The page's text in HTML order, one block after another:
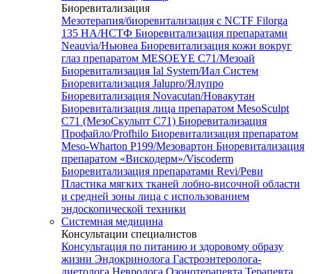
Биоревитализация
Мезотерапия/биоревитализация с NCTF Filorga
135 HA/НСТФ Биоревитализация препаратами
Neauvia/Ньювеа Биоревитализация кожи вокруг
глаз препаратом MESOEYE C71/Мезоай
Биоревитализация Ial System/Иал Систем
Биоревитализация Jalupro/Ялупро
Биоревитализация Novacutan/Новакутан
Биоревитализация лица препаратом MesoSculpt
C71 (МезоСкульпт С71) Биоревитализация
Профайло/Profhilo Биоревитализация препаратом
Meso-Wharton P199/Мезовартон Биоревитализация
препаратом «Вискодерм»/Viscoderm
Биоревитализация препаратами Revi/Реви
Пластика мягких тканей лобно-височной области
и средней зоны лица с использованием
эндоскопической техники
Системная медицина
Консультации специалистов
Консультация по питанию и здоровому образу
жизни Эндокринолога Гастроэнтеролога-
диетолога Невролога Озонотерапевта Терапевта